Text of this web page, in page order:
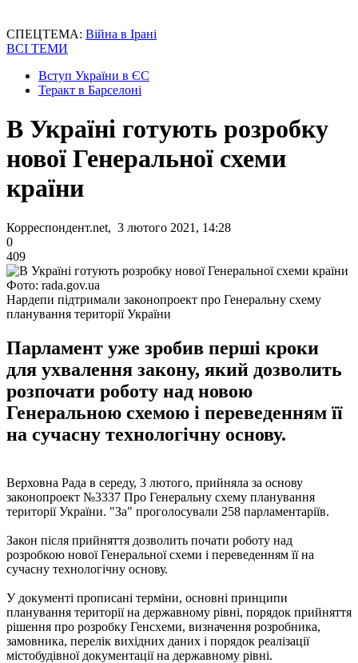
СПЕЦТЕМА: Війна в Ірані
ВСІ ТЕМИ
Вступ України в ЄС
Теракт в Барселоні
В Україні готують розробку
нової Генеральної схеми
країни
Корреспондент.net, 3 лютого 2021, 14:28
0
409
Фото: rada.gov.ua
Нардепи підтримали законопроект про Генеральну схему
планування території України
Парламент уже зробив перші кроки
для ухвалення закону, який дозволить
розпочати роботу над новою
Генеральною схемою і переведенням її
на сучасну технологічну основу.
Верховна Рада в середу, 3 лютого, прийняла за основу
законопроект №3337 Про Генеральну схему планування
території України. "За" проголосували 258 парламентаріїв.
Закон після прийняття дозволить почати роботу над
розробкою нової Генеральної схеми і переведенням її на
сучасну технологічну основу.
У документі прописані терміни, основні принципи
планування території на державному рівні, порядок прийняття
рішення про розробку Генсхеми, визначення розробника,
замовника, перелік вихідних даних і порядок реалізації
містобудівної документації на державному рівні.